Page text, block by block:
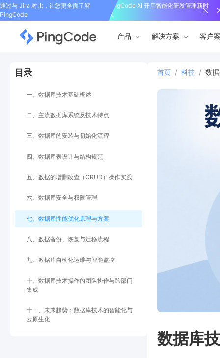
通过与 Jira 对比，让您更全面了解
PingCode
PingCode AI 开启智能化研发管理新时
代
产品 解决方案 客户
目录
一、数据库技术基础概述
二、主流数据库系统及技术特点
三、数据库的安装与初始化流程
四、数据库表设计与结构规范
五、数据的增删改查（CRUD）操作实践
六、数据库安全与权限管理
七、数据库性能优化原理与方案
八、数据备份、恢复与迁移流程
九、数据库自动化运维与智能监控
十、数据库技术操作的团队协作与跨部门
集成
十一、未来趋势：数据库技术的智能化与
云原生化
首页 / 科技 / 数
数据库